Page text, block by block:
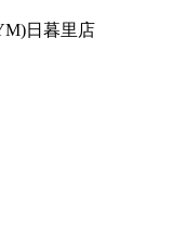
日暮里店